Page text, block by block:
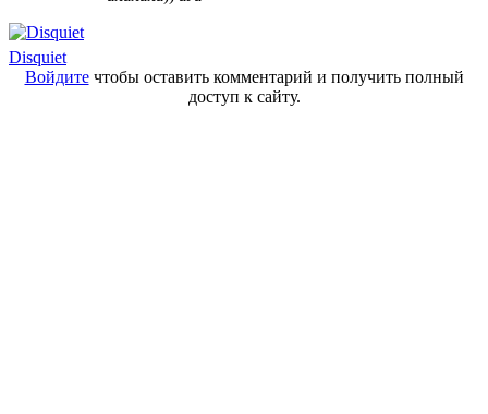
Disquiet
Войдитечтобы оставить комментарий и получить полный
доступ к сайту.